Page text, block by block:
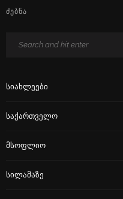
ᲫᲔᲑᲜᲐ
Სიახლეები
Საქართველო
Მსოფლიო
Სილამაზე